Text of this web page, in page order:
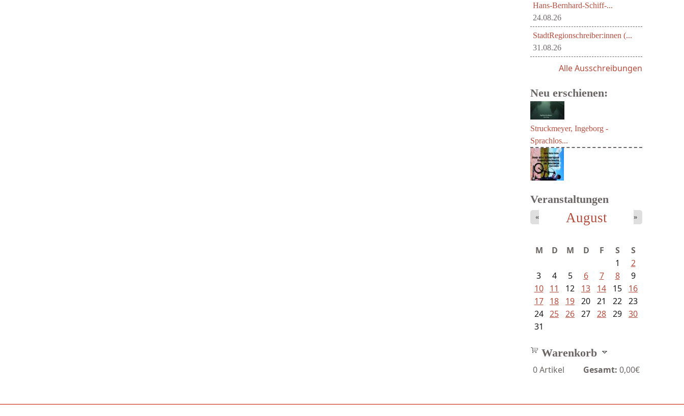
Hans-Bernhard-Schiff-...
24.08.26
StadtRegionschreiber:innen (...
31.08.26
Alle Ausschreibungen
Neu erschienen:
Struckmeyer, Ingeborg -
Sprachlos...
Veranstaltungen
August
« »
M D M D F S
S
1
2
3
4 5 6 7 8
9
10
11 12 13 14 15
16
17
18 19 20 21 22 23
24 25 26 27 28 29 30
31
Warenkorb
0Artikel Gesamt: 0,00€